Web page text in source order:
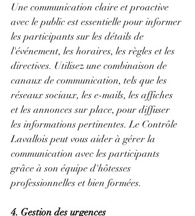
Une communication claire et proactive
avec le public est essentielle pour informer
les participants sur les détails de
l'événement, les horaires, les règles et les
directives. Utilisez une combinaison de
canaux de communication, tels que les
réseaux sociaux, les e-mails, les affiches
et les annonces sur place, pour diffuser
les informations pertinentes. Le Contrôle
Lavallois peut vous aider à gérer la
communication avec les participants
grâce à son équipe d'hôtesses
professionnelles et bien formées.
4. Gestion des urgences